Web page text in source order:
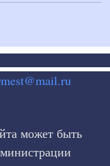
может быть